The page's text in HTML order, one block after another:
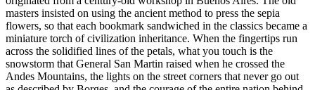
masters insisted on using the ancient method to press the sepia
flowers, so that each bookmark sandwiched in the classics became a
miniature torch of civilization inheritance. When the fingertips run
across the solidified lines of the petals, what you touch is the
snowstorm that General San Martin raised when he crossed the
Andes Mountains, the lights on the street corners that never go out